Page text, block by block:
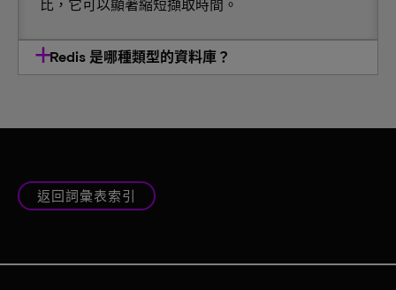
比，它可以顯著縮短擷取時間。
Redis 是哪種類型的資料庫？
返回詞彙表索引